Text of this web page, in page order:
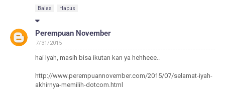
Balas Hapus
Perempuan November
7/31/2015
hai Iyah, masih bisa ikutan kan ya hehheee..
http://www.perempuannovember.com/2015/07/selamat-iyah-
akhirnya-memilih-dotcom.html